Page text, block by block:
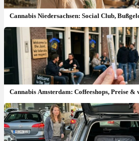
Cannabis Niedersachsen: Social Club,
Cannabis Amsterdam: Coffeeshops, Preise &